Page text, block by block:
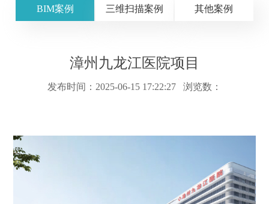
BIM案例 三维扫描案例 其他案例
漳州九龙江医院项目
发布时间：2025-06-15 17:22:27 浏览数：